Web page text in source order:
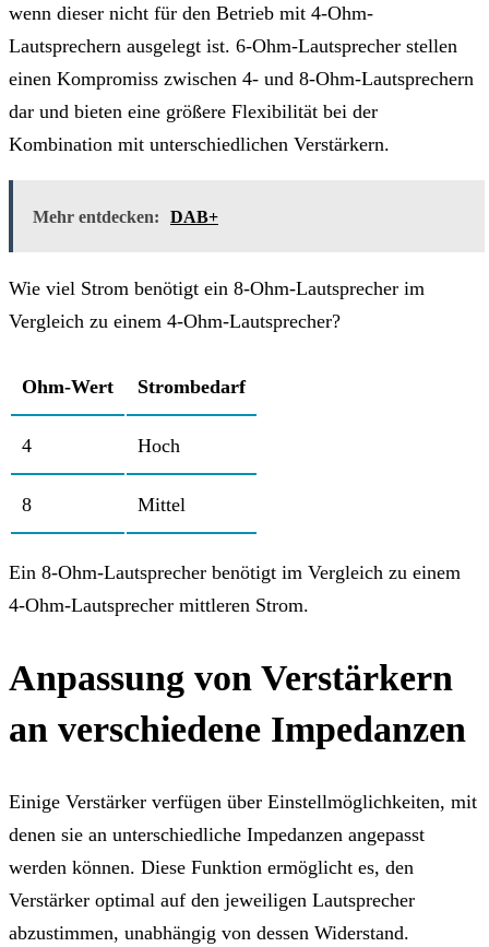
wenn dieser nicht für den Betrieb mit 4-Ohm-
Lautsprechern ausgelegt ist. 6-Ohm-Lautsprecher stellen
einen Kompromiss zwischen 4- und 8-Ohm-Lautsprechern
dar und bieten eine größere Flexibilität bei der
Kombination mit unterschiedlichen Verstärkern.
Mehr entdecken: DAB+
Wie viel Strom benötigt ein 8-Ohm-Lautsprecher im
Vergleich zu einem 4-Ohm-Lautsprecher?
Ohm-Wert Strombedarf
4 Hoch
8 Mittel
Ein 8-Ohm-Lautsprecher benötigt im Vergleich zu einem
4-Ohm-Lautsprecher mittleren Strom.
Anpassung von Verstärkern
an verschiedene Impedanzen
Einige Verstärker verfügen über Einstellmöglichkeiten, mit
denen sie an unterschiedliche Impedanzen angepasst
werden können. Diese Funktion ermöglicht es, den
Verstärker optimal auf den jeweiligen Lautsprecher
abzustimmen, unabhängig von dessen Widerstand.